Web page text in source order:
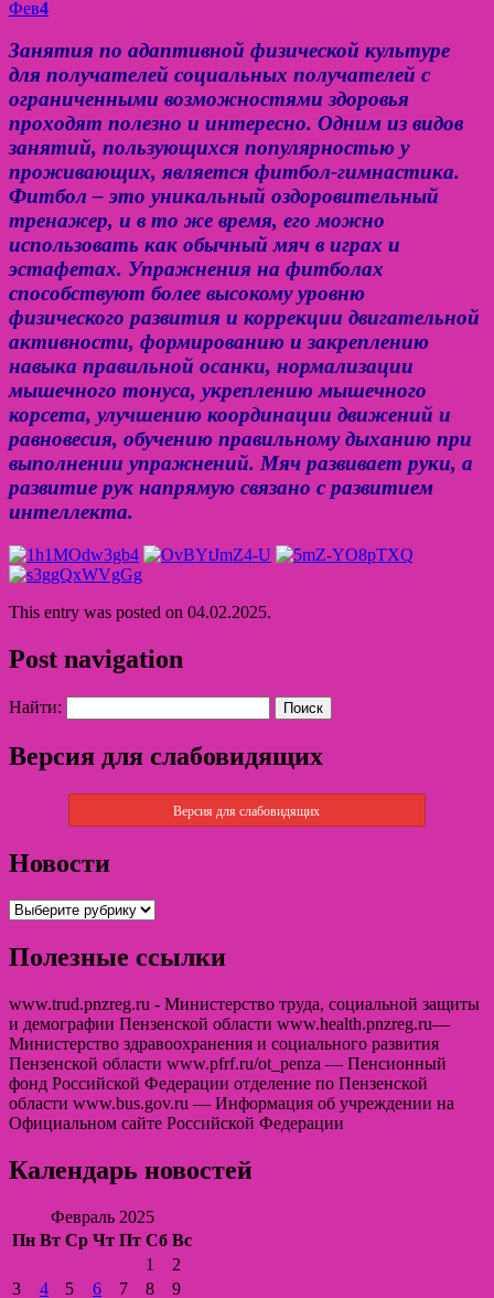
Фев4
Занятия по адаптивной физической культуре
для получателей социальных получателей с
ограниченными возможностями здоровья
проходят полезно и интересно. Одним из видов
занятий, пользующихся популярностью у
проживающих, является фитбол-гимнастика.
Фитбол – это уникальный оздоровительный
тренажер, и в то же время, его можно
использовать как обычный мяч в играх и
эстафетах. Упражнения на фитболах
способствуют более высокому уровню
физического развития и коррекции двигательной
активности, формированию и закреплению
навыка правильной осанки, нормализации
мышечного тонуса, укреплению мышечного
корсета, улучшению координации движений и
равновесия, обучению правильному дыханию при
выполнении упражнений. Мяч развивает руки, а
развитие рук напрямую связано с развитием
интеллекта.
This entry was posted on 04.02.2025.
Post navigation
Найти:
Версия для слабовидящих
Версия для слабовидящих
Новости
Полезные ссылки
www.trud.pnzreg.ru - Министерство труда, социальной защиты
и демографии Пензенской области www.health.pnzreg.ru—
Министерство здравоохранения и социального развития
Пензенской области www.pfrf.ru/ot_penza — Пенсионный
фонд Российской Федерации отделение по Пензенской
области www.bus.gov.ru — Информация об учреждении на
Официальном сайте Российской Федерации
Календарь новостей
Февраль 2025
Пн Вт Ср Чт Пт Сб Вс
1
2
3
4 5 6 7 8 9